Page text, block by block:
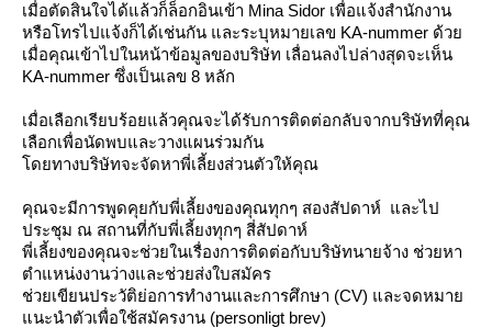
เมื่อตัดสินใจได้แล้วก็ล็อกอินเข้า Mina Sidor เพื่อแจ้งสำนักงาน
หรือโทรไปแจ้งก็ได้เช่นกัน และระบุหมายเลข KA-nummer ด้ว
เมื่อคุณเข้าไปในหน้าข้อมูลของบริษัท เลื่อนลงไปล่างสุดจะเห็น
KA-nummer ซึ่งเป็นเลข 8 หลัก
เมื่อเลือกเรียบร้อยแล้วคุณจะได้รับการติดต่อกลับจากบริษัทที่คุณ
เลือกเพื่อนัดพบและวางแผนร่วมกัน
ดยทางบริษัทจะจัดหาพี่เลี้ยงส่วนตัวให้คุณ
คุณจะมีการพูดคุยกับพี่เลี้ยงของคุณทุกๆ สองสัปดาห์ และไป
ประชุม ณ สถานที่กับพี่เลี้ยงทุกๆ สี่สัปดาห์
พี่เลี้ยงของคุณจะช่วยในเรื่องการติดต่อกับบริษัทนายจ้าง ช่วยหา
ตำแหน่งงานว่างและช่วยส่งใบสมัคร
ช่วยเขียนประวัติย่อการทำงานและการศึกษา (CV) และจดหมา
นะนำตัวเพื่อใช้สมัครงาน (personligt brev)